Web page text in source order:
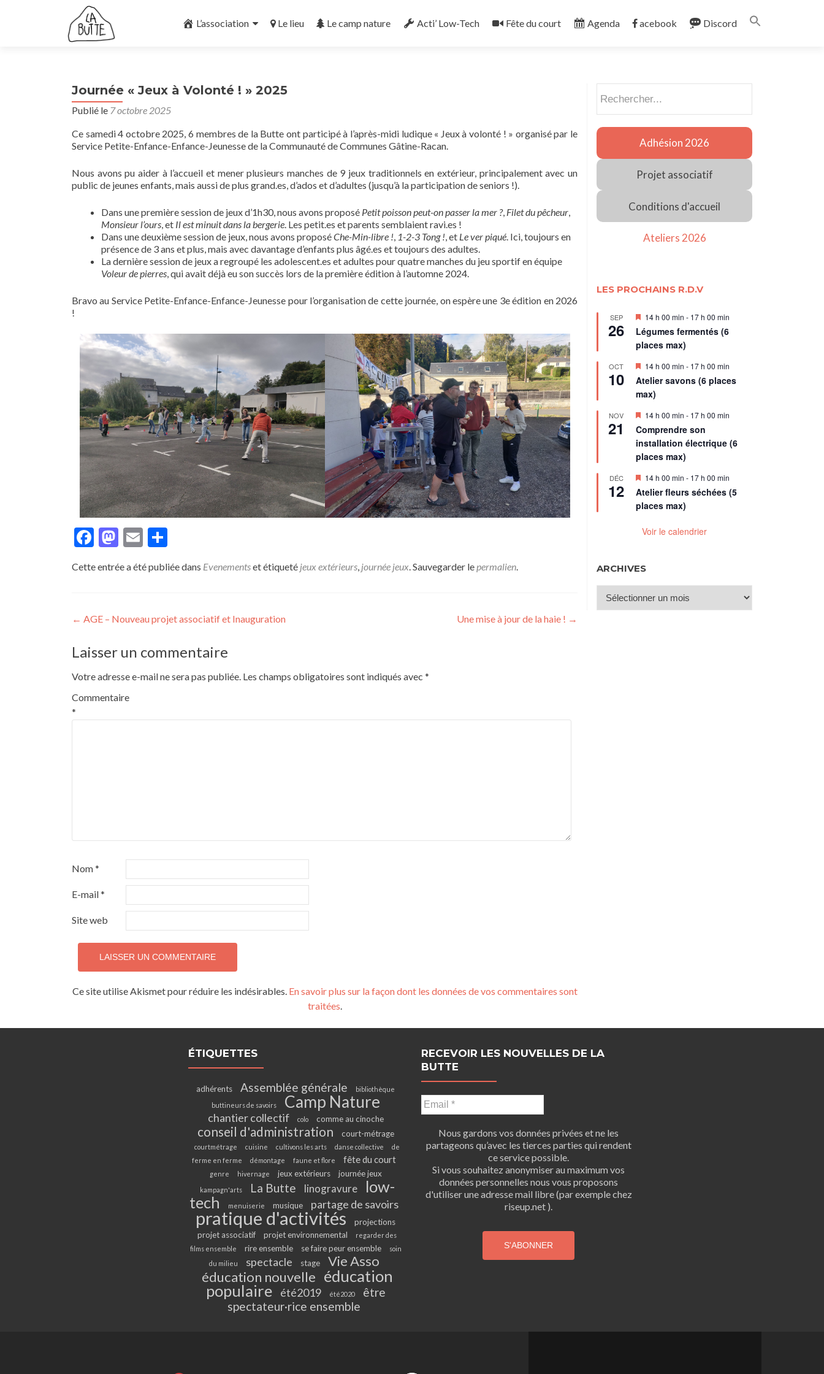
au L’association Le lieu Le camp nature Acti’ Low-Tech Fête du court Agenda acebook Discord
Journée « Jeux à Volonté ! » 2025
Publié le 7 octobre 2025
Ce samedi 4 octobre 2025, 6 membres de la Butte ont participé à l’après-midi ludique « Jeux à volonté ! » organisé par le
Service Petite-Enfance-Enfance-Jeunesse de la Communauté de Communes Gâtine-Racan.
Nous avons pu aider à l’accueil et mener plusieurs manches de 9 jeux traditionnels en extérieur, principalement avec un
public de jeunes enfants, mais aussi de plus grand.es, d’ados et d’adultes (jusqu’à la participation de seniors !).
Dans une première session de jeux d’1h30, nous avons proposé Petit poisson peut-on passer la mer ?, Filet du pêcheur,
Monsieur l’ours, et Il est minuit dans la bergerie. Les petit.es et parents semblaient ravi.es !
Dans une deuxième session de jeux, nous avons proposéChe-Min-libre !, 1-2-3 Tong !, et Le ver piqué. Ici, toujours en
présence de 3 ans et plus, mais avec davantage d’enfants plus âgé.es et toujours des adultes.
La dernière session de jeux a regroupé les adolescent.es et adultes pour quatre manches du jeu sportif en équipe
Voleur de pierres, qui avait déjà eu son succès lors de la première édition à l’automne 2024.
Bravo au Service Petite-Enfance-Enfance-Jeunesse pour l’organisation de cette journée, on espère une 3e édition en 2026
!
Facebook
Mastodon
Email
Cette entrée a été publiée dans Evenementset étiqueté jeux extérieurs, journée jeux. Sauvegarder lepermalien.
Navigation
de
l’article
← AGE – Nouveau projet associatif et Inauguration Une mise à jour de la haie ! →
Laisser un commentaire
Votre adresse e-mail ne sera pas publiée. Les champs obligatoires sont indiqués avec *
Commentaire
*
Nom*
E-mail*
Site web
Ce site utilise Akismet pour réduire les indésirables. En savoir plus sur la façon dont les données de vos commentaires sont
traitées.
Adhésion 2026
Projet associatif
Conditions d'accueil
Ateliers 2026
LES PROCHAINS R.D.V
SEP
26
Mis
en
avant
14 h 00 min - 17 h 00 min
Légumes fermentés (6
places max)
OCT
10
Mis
en
avant
14 h 00 min - 17 h 00 min
Atelier savons (6 places
max)
NOV
21
Mis
avant
14 h 00 min - 17 h 00 min
Comprendre son
installation électrique (6
places max)
DÉC
12
Mis
en
avant
14 h 00 min - 17 h 00 min
Atelier fleurs séchées (5
places max)
Voir le calendrier
ARCHIVES
ÉTIQUETTES
adhérents Assemblée générale
bibliothèque
buttineurs de savoirs
Camp Nature
chantier collectif colo comme au cinoche
conseil d'administration court-métrage
courtmétrage cuisine cultivons les arts danse collective
de
ferme en ferme
démontage faune et flore fête du court
genre hivernage jeux extérieurs journée jeux
kampagn'arts La Butte linogravure
low-
tech
menuiserie musique partage de savoirs
pratique d'activités
projections
projet associatif
projet environnemental
regarder des
films ensemble
rire ensemble se faire peur ensemble
soin
du milieu
spectacle stage
Vie Asso
éducation nouvelle éducation
populaire
été2019 été2020
être
spectateur·rice ensemble
RECEVOIR LES NOUVELLES DE LA
BUTTE
Nous gardons vos données privées et ne les
partageons qu’avec les tierces parties qui rendent
ce service possible.
Si vous souhaitez anonymiser au maximum vos
données personnelles nous vous proposons
d'utiliser une adresse mail libre (par exemple chez
riseup.net ).